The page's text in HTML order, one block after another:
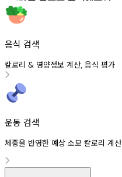
음식 검색
칼로리 & 영양정보 계산, 음식 평가
운동 검색
체중을 반영한 예상 소모 칼로리 계산